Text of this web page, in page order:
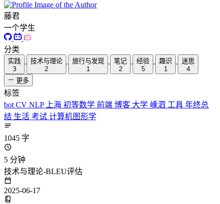
藤君
一个学生
分类
实践
3
技术与理论
2
旅行与发现
1
笔记
2
经验
5
趣识
1
迷思
4
更多
标签
bot CV NLP 上海 初等数学 前端 博客 大学 嵊泗 工具 年终总
结 生活 考试 计算机图形学
1045 字
5 分钟
技术与理论-BLEU评估
2025-06-17